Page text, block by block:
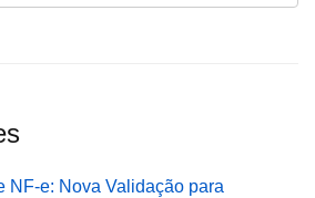
NF-e: Nova Validação para